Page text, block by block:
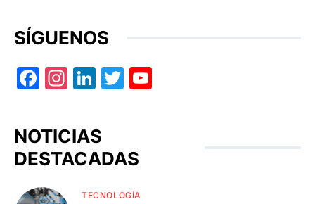
SÍGUENOS
Facebook
Instagram
LinkedIn
Twitter
NOTICIAS
DESTACADAS
TECNOLOGÍA